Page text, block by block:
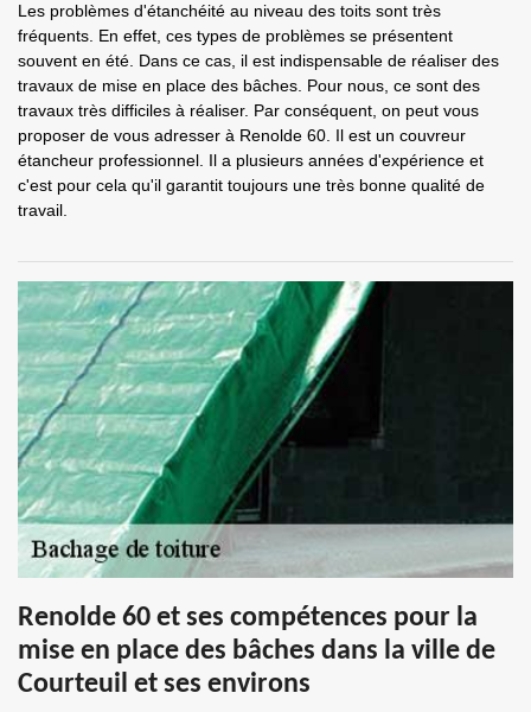
Les problèmes d'étanchéité au niveau des toits sont très
fréquents. En effet, ces types de problèmes se présentent
souvent en été. Dans ce cas, il est indispensable de réaliser des
travaux de mise en place des bâches. Pour nous, ce sont des
travaux très difficiles à réaliser. Par conséquent, on peut vous
proposer de vous adresser à Renolde 60. Il est un couvreur
étancheur professionnel. Il a plusieurs années d'expérience et
c'est pour cela qu'il garantit toujours une très bonne qualité de
travail.
Renolde 60 et ses compétences pour la
mise en place des bâches dans la ville de
Courteuil et ses environs